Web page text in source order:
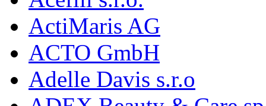
ActiMaris AG
ACTO GmbH
Adelle Davis s.r.o